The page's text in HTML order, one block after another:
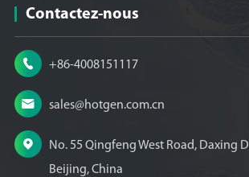
Contactez-nous
 +86-4008151117
 sales@hotgen.com.cn

No. 55 Qingfeng West Road, Daxing
Beijing, China